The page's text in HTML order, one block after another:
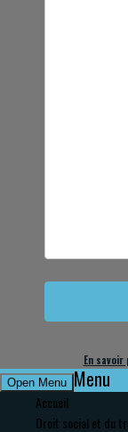
En
Open Menu Menu
Accueil
Droit social et du